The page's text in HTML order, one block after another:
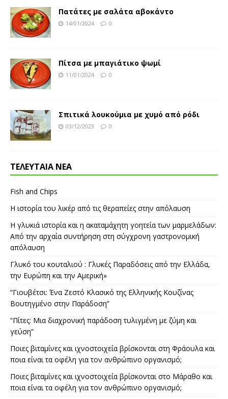
Πατάτες με σαλάτα αβοκάντο
14/01/2024 0
Πίτσα με μπαγιάτικο ψωμί
11/01/2024 0
Σπιτικά λουκούμια με χυμό από ρόδι
03/12/2023 0
ΤΕΛΕΥΤΑΙΑ ΝΕΑ
Fish and Chips
Η ιστορία του λικέρ από τις θεραπείες στην απόλαυση
Η γλυκιά ιστορία και η ακαταμάχητη γοητεία των μαρμελάδων:
Από την αρχαία συντήρηση στη σύγχρονη γαστρονομική
απόλαυση
Γλυκό του κουταλιού : Γλυκές Παραδόσεις από την Ελλάδα,
την Ευρώπη και την Αμερική»
“Γιουβέτσι: Ένα Ζεστό Κλασικό της Ελληνικής Κουζίνας
Βουτηγμένο στην Παράδοση”
“Πίτες: Μια διαχρονική παράδοση τυλιγμένη με ζύμη και
γεύση”
Ποιες βιταμίνες και ιχνοστοιχεία βρίσκονται στη Φράουλα και
ποια είναι τα οφέλη για τον ανθρώπινο οργανισμό;
Ποιες βιταμίνες και ιχνοστοιχεία βρίσκονται στο Μάραθο και
ποια είναι τα οφέλη για τον ανθρώπινο οργανισμό;